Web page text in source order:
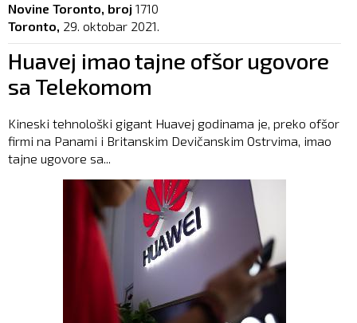
Novine Toronto, broj 1710
Toronto, 29. oktobar 2021.
Huavej imao tajne ofšor ugovore
sa Telekomom
Kineski tehnološki gigant Huavej godinama je, preko ofšor
firmi na Panami i Britanskim Devičanskim Ostrvima, imao
tajne ugovore sa...